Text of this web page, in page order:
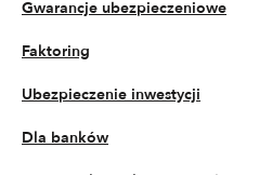
Gwarancje ubezpieczeniowe
Faktoring
Ubezpieczenie inwestycji
Dla banków